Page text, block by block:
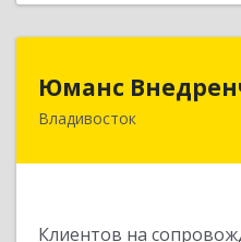
Юманс
Владивосток
Клиентов на
Юманс
690014,